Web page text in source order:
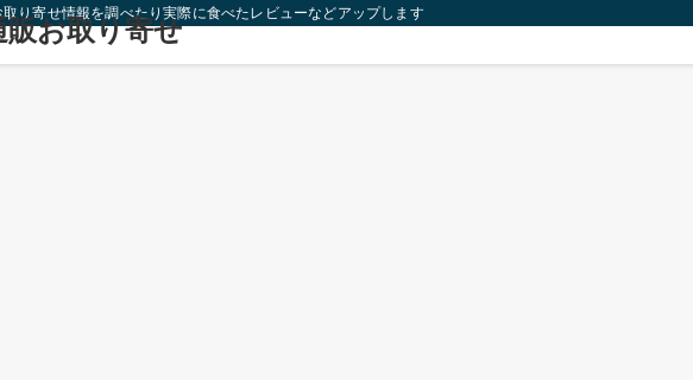
り寄せ情報を調べたり実際に食べたレビューなどアップします！
お取り寄せ